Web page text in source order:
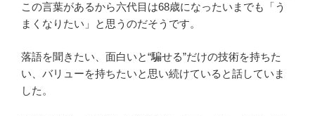
この言葉があるから六代目は68歳になったいまでも「う
まくなりたい」と思うのだそうです。
落語を聞きたい、面白いと“騙せる”だけの技術を持ちた
い、バリューを持ちたいと思い続けていると話していま
した。